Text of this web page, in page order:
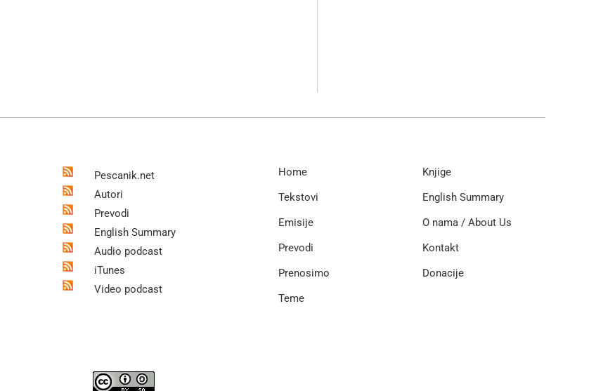
Pescanik.net
Autori
Prevodi
English Summary
Audio podcast
iTunes
Video podcast
Home
Tekstovi
Emisije
Prevodi
Prenosimo
Teme
Knjige
English Summary
O nama / About Us
Kontakt
Donacije